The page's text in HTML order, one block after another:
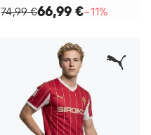
74,99 €66,99 €−11%